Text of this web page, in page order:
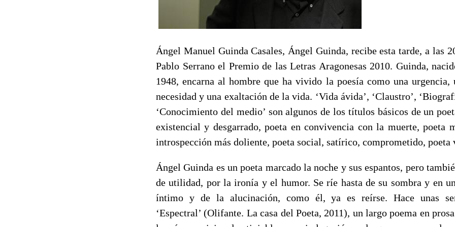
Ángel Manuel Guinda Casales, Ángel Guinda, recibe esta tarde, a las
Pablo Serrano el Premio de las Letras Aragonesas 2010. Guinda,
1948, encarna al hombre que ha vivido la poesía como una urgencia,
necesidad y una exaltación de la vida. ‘Vida ávida’, ‘Claustro’,
‘Conocimiento del medio’ son algunos de los títulos básicos de un
existencial y desgarrado, poeta en convivencia con la muerte, poeta
introspección más doliente, poeta social, satírico, comprometido,
Ángel Guinda es un poeta marcado la noche y sus espantos, pero
de utilidad, por la ironía y el humor. Se ríe hasta de su sombra y en
íntimo y de la alucinación, como él, ya es reírse. Hace unas
‘Espectral’ (Olifante. La casa del Poeta, 2011), un largo poema en